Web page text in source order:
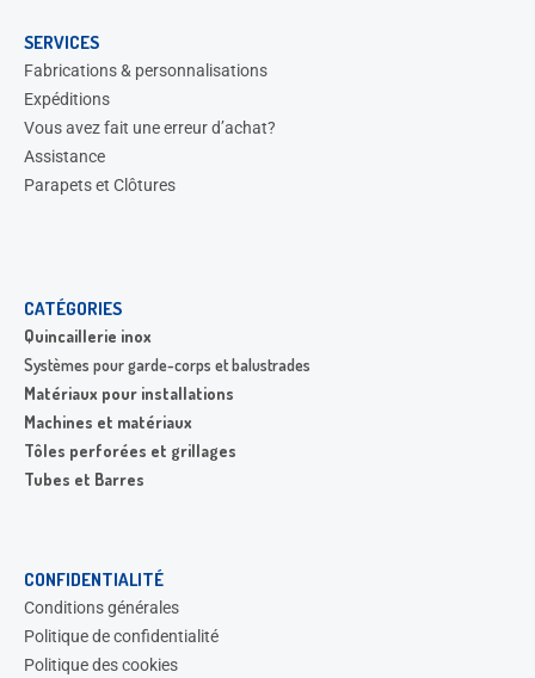
SERVICES
Fabrications & personnalisations
Expéditions
Vous avez fait une erreur d’achat?
Assistance
Parapets et Clôtures
CATÉGORIES
Quincaillerie inox
Systèmes pour garde-corps et balustrades
Matériaux pour installations
Machines et matériaux
Tôles perforées et grillages
Tubes et Barres
CONFIDENTIALITÉ
Conditions générales
Politique de confidentialité
Politique des cookies